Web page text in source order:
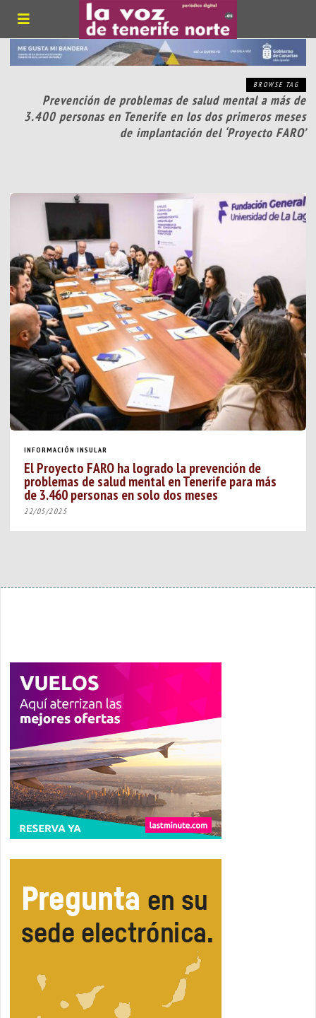
BROWSE TAG
Prevención de problemas de salud mental a más de
3.400 personas en Tenerife en los dos primeros meses
de implantación del ‘Proyecto FARO’
INFORMACIÓN INSULAR
El Proyecto FARO ha logrado la prevención de
problemas de salud mental en Tenerife para más
de 3.460 personas en solo dos meses
22/05/2025